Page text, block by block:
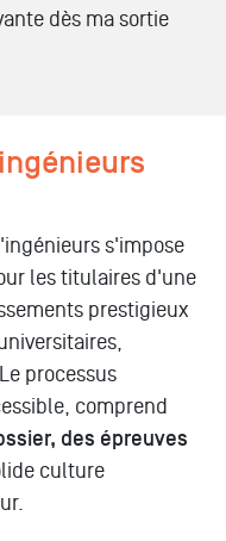
dès ma sortie
s'impose
les titulaires d'une
prestigieux
processus
comprend
des épreuves
culture